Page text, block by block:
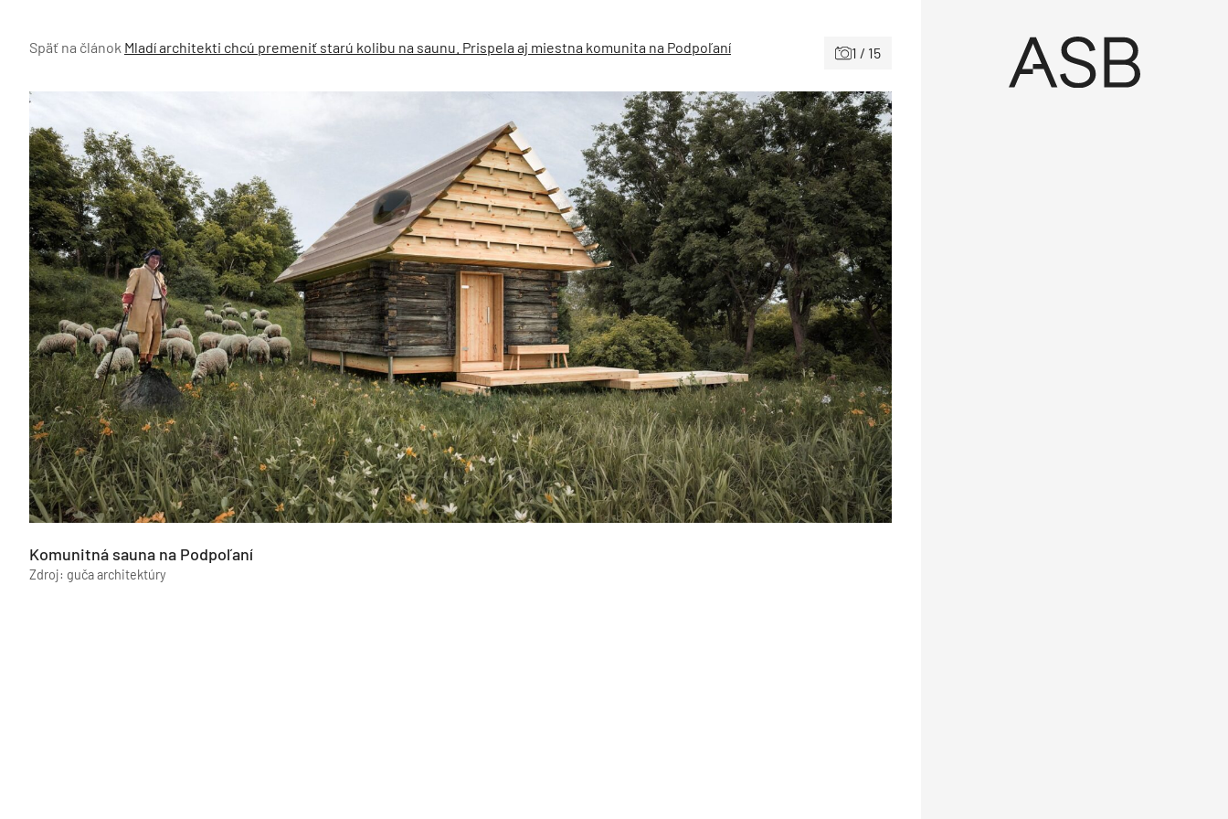
Späť na článok Mladí architekti chcú premeniť starú kolibu na saunu. Prispela aj miestna komunita na Podpoľaní 1 / 15
Komunitná sauna na Podpoľaní
Zdroj: guča architektúry